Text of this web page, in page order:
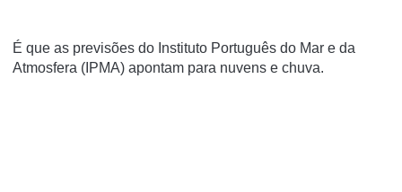
É que as previsões do Instituto Português do Mar e da
Atmosfera (IPMA) apontam para nuvens e chuva.